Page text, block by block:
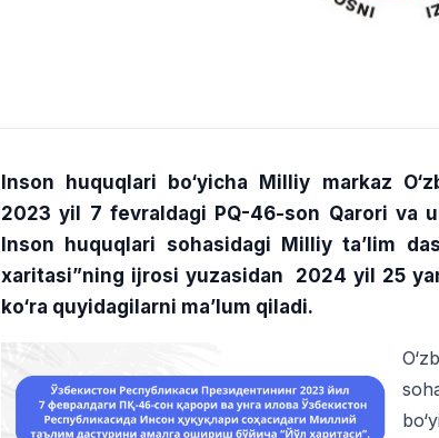
Inson huquqlari bo‘yicha Milliy markaz
2023 yil 7 fevraldagi PQ-46-son Qarori va
Inson huquqlari sohasidagi Milliy ta’lim
xaritasi”ning ijrosi yuzasidan 2024 yil 25
ko‘ra quyidagilarni ma’lum qiladi.